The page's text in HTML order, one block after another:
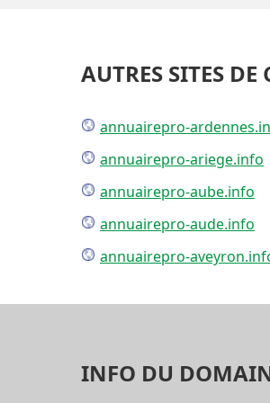
AUTRES SITES DE
annuairepro-
annuairepro-ariege.info
annuairepro-aube.info
annuairepro-aude.info
annuairepro-
INFO DU